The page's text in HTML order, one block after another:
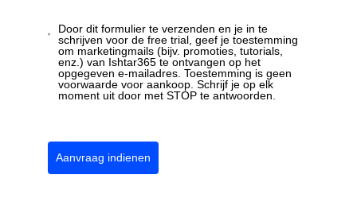
Rendement
Weet wat een project opbrengt
Vergelijk de gepresteerde uren met wat je factureerde
Door dit formulier te verzenden en je in te
schrijven voor de free trial, geef je toestemming
om marketingmails (bijv. promoties, tutorials,
enz.) van Ishtar365 te ontvangen op het
opgegeven e-mailadres. Toestemming is geen
voorwaarde voor aankoop. Schrijf je op elk
moment uit door met STOP te antwoorden.
Aanvraag indienen